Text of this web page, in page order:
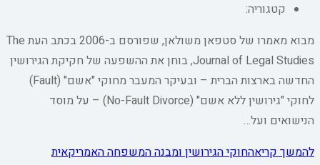
קטגוריה:
מבוא מאמרו של סטפאן משולאן, שפורסם ב-2006 בכתב העת The
Journal of Legal Studies, בוחן את ההשפעה של חקיקת הגירושין
החדשה בארצות הברית – ובעיקר המעבר מחוקי "אשם" (Fault)
לחוקי "גירושין ללא אשם" (No-Fault Divorce) – על מוסד
הנישואים ועל…
להמשך קריאהחוקי הגירושין ומבנה המשפחה האמריקאית